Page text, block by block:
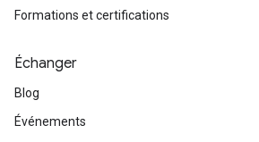
Formations et certifications
Échanger
Blog
Événements